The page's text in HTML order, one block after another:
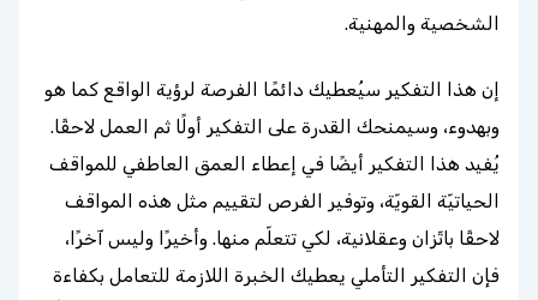
الشخصية والمهنية.
إن هذا التفكير سيُعطيك دائمًا الفرصة لرؤية الواقع كما هو
وبهدوء، وسيمنحك القدرة على التفكير أولًا ثم العمل لاحقًا.
يُفيد هذا التفكير أيضًا في إعطاء العمق العاطفي للمواقف
الحياتيّة القويّة، وتوفير الفرص لتقييم مثل هذه المواقف
لاحقًا باتّزان وعقلانية، لكي تتعلّم منها. وأخيرًا وليس آخرًا،
فإن التفكير التأملي يعطيك الخبرة اللازمة للتعامل بكفاءة